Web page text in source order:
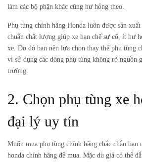
làm các bộ phận khác cũng hư hỏng theo.
Phụ tùng chính hãng Honda luôn được sản
chuẩn chất lượng giúp xe hạn chế sự cố, ít hư
xe. Do đó bạn nên lựa chọn thay thế phụ tùng
vì sử dụng các dòng phụ tùng không rõ nguồn
trường.
2. Chọn phụ tùng xe
đại lý uy tín
Muốn mua phụ tùng chính hãng chắc chắn bạn
honda chính hãng để mua. Mặc dù giá có thể